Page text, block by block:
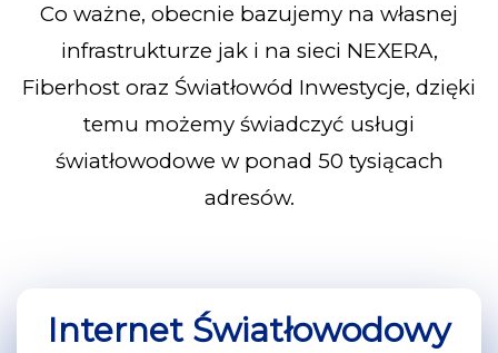
Co ważne, obecnie bazujemy na własnej
infrastrukturze jak i na sieci NEXERA,
Fiberhost oraz Światłowód Inwestycje, dzięki
temu możemy świadczyć usługi
światłowodowe w ponad 50 tysiącach
adresów.
Internet Światłowodowy